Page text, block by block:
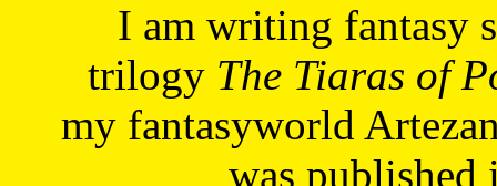
I am writing fantasy
trilogy The Tiaras of
my fantasyworld
was published